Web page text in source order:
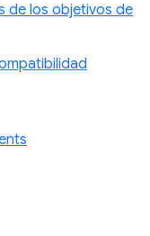
de los objetivos de